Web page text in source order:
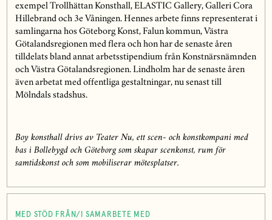
exempel Trollhättan Konsthall, ELASTIC Gallery, Galleri Cora
Hillebrand och 3e Våningen. Hennes arbete finns representerat i
samlingarna hos Göteborg Konst, Falun kommun, Västra
Götalandsregionen med flera och hon har de senaste åren
tilldelats bland annat arbetsstipendium från Konstnärsnämnden
och Västra Götalandsregionen. Lindholm har de senaste åren
även arbetat med offentliga gestaltningar, nu senast till
Mölndals stadshus.
Boy konsthall drivs av Teater Nu, ett scen- och konstkompani med
bas i Bollebygd och Göteborg som skapar scenkonst, rum för
samtidskonst och som mobiliserar mötesplatser.
MED STÖD FRÅN/I SAMARBETE MED